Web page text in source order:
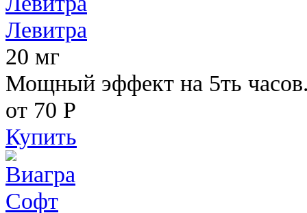
Левитра
20 мг
Мощный эффект на 5ть
от 70 Р
Купить